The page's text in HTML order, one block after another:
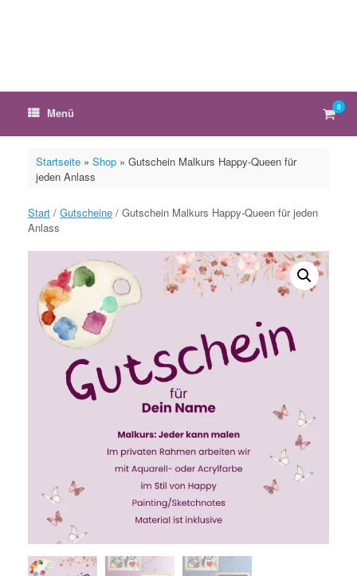
Menü 0
Startseite» Shop» Gutschein Malkurs Happy-Queen für
jeden Anlass
Start / Gutscheine / Gutschein Malkurs Happy-Queen für jeden
Anlass